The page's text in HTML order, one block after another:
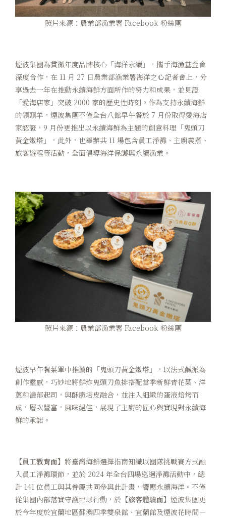
照片來源：農業部漁業署 Facebook 粉絲團
煙波集團為貫徹年度品牌核心「海洋永續」，攜手海漁基金會
深度合作，在 11 月 27 日農業部漁業署海洋之心記者會上，分
享過去一年在推動永續海鮮方面所作的努力和成果，並見證
「愛海店家」突破 2000 家的歷史性時刻。作為支持永續海鮮
的領頭羊，煙波集團不僅全台八館早午餐於 7 月份取得愛海店
家認證，9 月份更推出以永續海鮮為主題的創意料理「鬼頭刀
黃金嫩塔」，此外，也舉辦共 11 場包含員工淨灘、主廚義煮、
旅客遊程等活動，全面倡導海洋保護與永續漁業。
照片來源：農業部漁業署 Facebook 粉絲團
煙波早午餐菜單中推薦的「鬼頭刀黃金嫩塔」，以法式鹹派為
創作靈感，巧妙地將鮮炸鬼頭刀魚排搭配當季新鮮青花菜、洋
蔥和濃郁起司，與酥脆塔皮融合，並注入細緻的蛋液焙烤而
成，層次豐富，風味絕佳，展現了主廚的匠心與實現對永續海
鮮的承諾。
【員工教育面】 將臺灣海鮮選擇指南知識以團隊挑戰賽方式融
入員工淨灘環節，並於 2024 年全台四場巡迴淨灘活動中，總
計 141 位員工與其眷屬共同參與此計畫，響應永續海洋。不僅
從集團內部落實守護地球行動，於 【旅客體驗面】 煙波集團更
於今年度於宜蘭地區蘇澳四季雙泉館、宜蘭館及煙波花時間－